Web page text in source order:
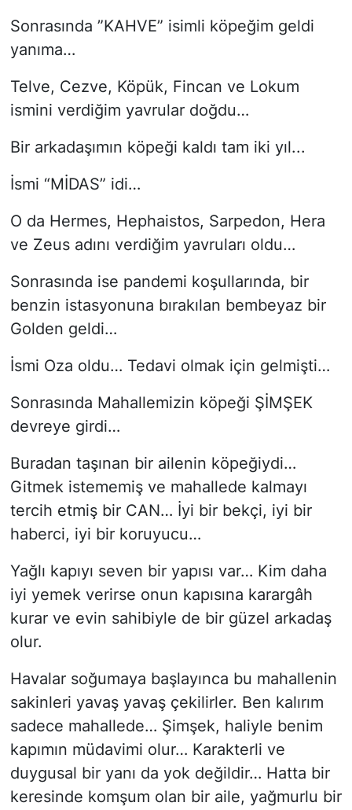
Sonrasında ”KAHVE” isimli köpeğim geldi
yanıma…
Telve, Cezve, Köpük, Fincan ve Lokum
ismini verdiğim yavrular doğdu…
Bir arkadaşımın köpeği kaldı tam iki yıl...
İsmi “MİDAS” idi…
O da Hermes, Hephaistos, Sarpedon, Hera
ve Zeus adını verdiğim yavruları oldu…
Sonrasında ise pandemi koşullarında, bir
benzin istasyonuna bırakılan bembeyaz bir
Golden geldi…
İsmi Oza oldu… Tedavi olmak için gelmişti…
Sonrasında Mahallemizin köpeği ŞİMŞEK
devreye girdi…
Buradan taşınan bir ailenin köpeğiydi…
Gitmek istememiş ve mahallede kalmayı
tercih etmiş bir CAN… İyi bir bekçi, iyi bir
haberci, iyi bir koruyucu…
Yağlı kapıyı seven bir yapısı var… Kim daha
iyi yemek verirse onun kapısına karargâh
kurar ve evin sahibiyle de bir güzel arkadaş
olur.
Havalar soğumaya başlayınca bu mahallenin
sakinleri yavaş yavaş çekilirler. Ben kalırım
sadece mahallede… Şimşek, haliyle benim
kapımın müdavimi olur… Karakterli ve
duygusal bir yanı da yok değildir… Hatta bir
keresinde komşum olan bir aile, yağmurlu bir